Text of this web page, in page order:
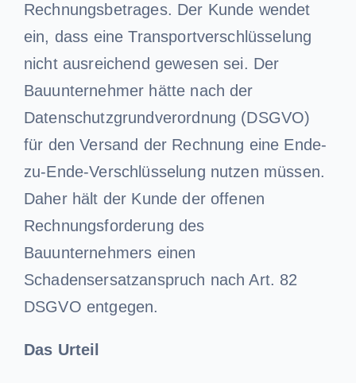
Rechnungsbetrages. Der Kunde wendet
ein, dass eine Transportverschlüsselung
nicht ausreichend gewesen sei. Der
Bauunternehmer hätte nach der
Datenschutzgrundverordnung (DSGVO)
für den Versand der Rechnung eine Ende-
zu-Ende-Verschlüsselung nutzen müssen.
Daher hält der Kunde der offenen
Rechnungsforderung des
Bauunternehmers einen
Schadensersatzanspruch nach Art. 82
DSGVO entgegen.
Das Urteil